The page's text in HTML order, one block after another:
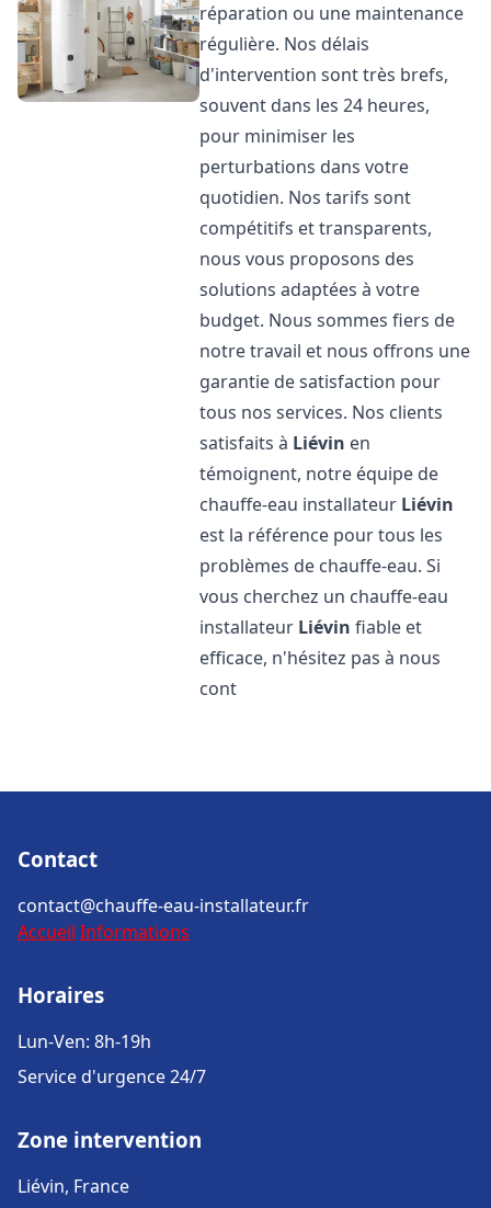
réparation ou une maintenance
régulière. Nos délais
d'intervention sont très brefs,
souvent dans les 24 heures,
pour minimiser les
perturbations dans votre
quotidien. Nos tarifs sont
compétitifs et transparents,
nous vous proposons des
solutions adaptées à votre
budget. Nous sommes fiers de
notre travail et nous offrons une
garantie de satisfaction pour
tous nos services. Nos clients
satisfaits à Liévin en
témoignent, notre équipe de
chauffe-eau installateur Liévin
est la référence pour tous les
problèmes de chauffe-eau. Si
vous cherchez un chauffe-eau
installateur Liévin fiable et
efficace, n'hésitez pas à nous
cont
Contact
contact@chauffe-eau-installateur.fr
Accueil Informations
Horaires
Lun-Ven: 8h-19h
Service d'urgence 24/7
Zone intervention
Liévin, France